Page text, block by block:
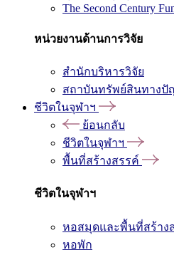
The Second Century
หน่วยงานด้านการวิจัย
สำนักบริหารวิจัย
สถาบันทรัพย์สินทางปั
ชีวิตในจุฬาฯ
ย้อนกลับ
ชีวิตในจุฬาฯ
พื้นที่สร้างสรรค์
ชีวิตในจุฬาฯ
หอสมุดและพื้นที่สร้าง
หอพัก